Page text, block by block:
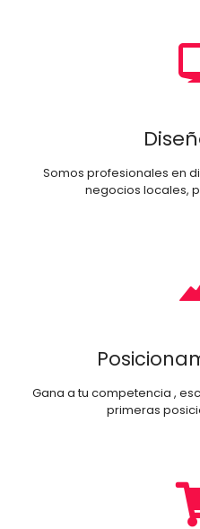
Somos profesionales en
negocios locales,
Gana a tu competencia ,
primeras